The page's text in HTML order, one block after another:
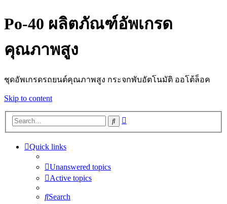
Po-40 ผลิตภัณฑ์อัพเกรด
คุณภาพสูง
ชุดอัพเกรดรถยนต์คุณภาพสูง กระจกพับอัตโนมัติ ออโต้ล็อค
Skip to content
Search
Quick links
Unanswered topics
Active topics
Search